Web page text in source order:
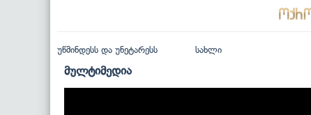
უწმინდესს და უნეტარესს სახლი
მულტიმედია